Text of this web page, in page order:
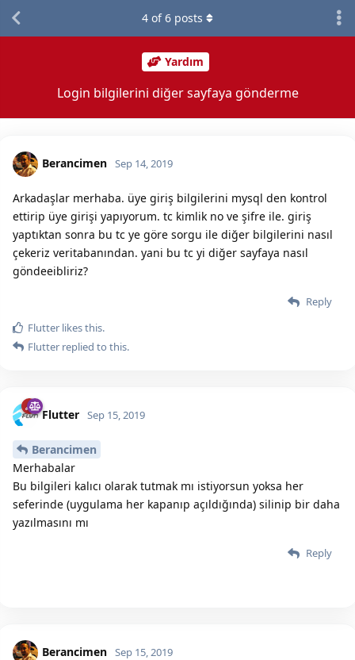
Yardım
Login bilgilerini diğer sayfaya gönderme
4 of6 posts
Berancimen Sep 14, 2019
Arkadaşlar merhaba. üye giriş bilgilerini mysql den kontrol
ettirip üye girişi yapıyorum. tc kimlik no ve şifre ile. giriş
yaptıktan sonra bu tc ye göre sorgu ile diğer bilgilerini nasıl
çekeriz veritabanından. yani bu tc yi diğer sayfaya nasıl
göndeeibliriz?
Reply
Flutter likes this.
Flutter replied to this.
Flutter Sep 15, 2019
Berancimen
Merhabalar
Bu bilgileri kalıcı olarak tutmak mı istiyorsun yoksa her
seferinde (uygulama her kapanıp açıldığında) silinip bir daha
yazılmasını mı
Reply
Berancimen Sep 15, 2019